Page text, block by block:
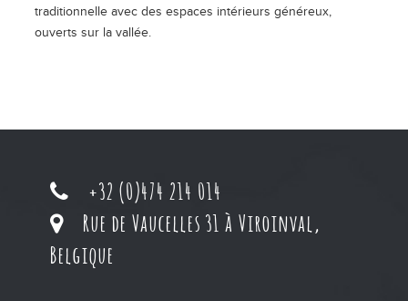
traditionnelle avec des espaces intérieurs généreux,
ouverts sur la vallée.
+32 (0)474 214 014
Rue de Vaucelles 31 à Viroinval,
Belgique